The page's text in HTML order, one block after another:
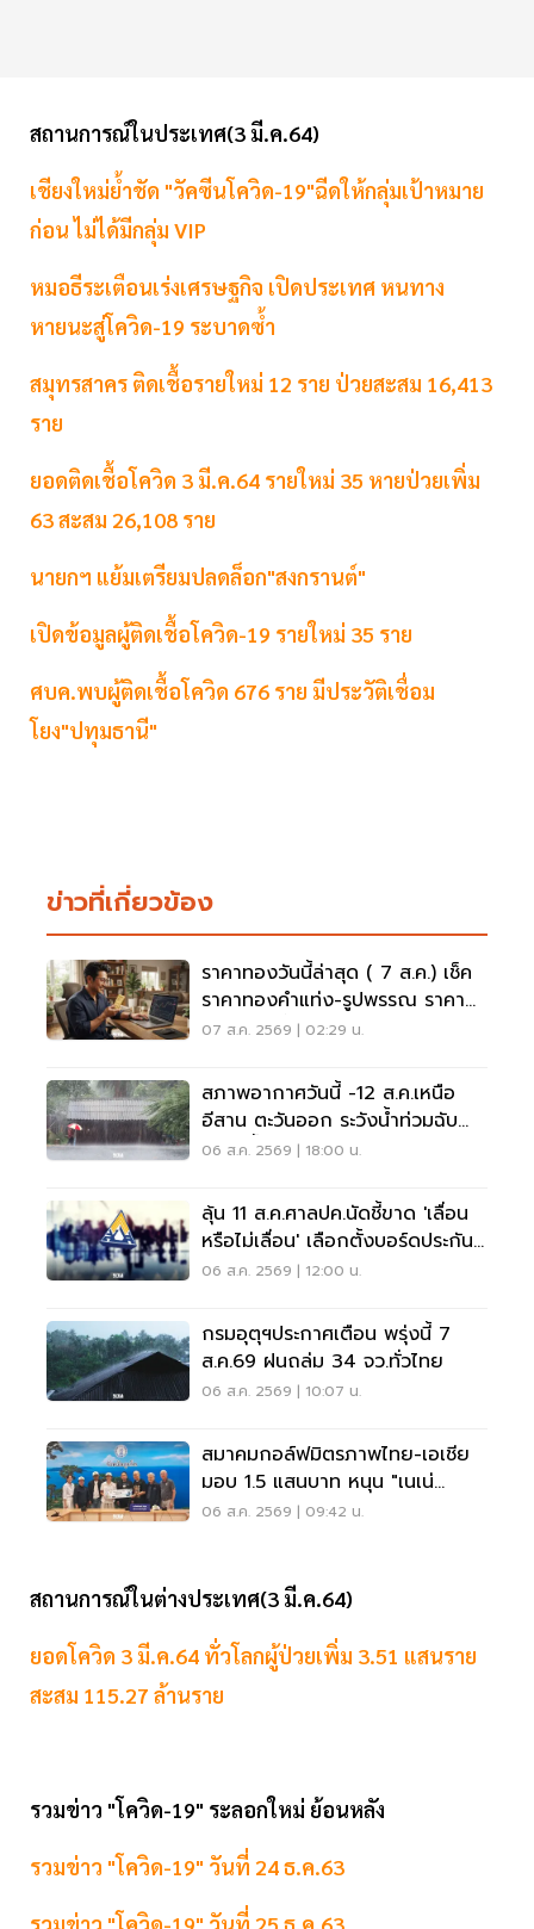
สถานการณ์ในประเทศ(3 มี.ค.64)
เชียงใหม่ย้ำชัด "วัคซีนโควิด-19"ฉีดให้กลุ่มเป้าหมาย
ก่อน ไม่ได้มีกลุ่ม VIP
หมอธีระเตือนเร่งเศรษฐกิจ เปิดประเทศ หนทาง
หายนะสู่โควิด-19 ระบาดซ้ำ
สมุทรสาคร ติดเชื้อรายใหม่ 12 ราย ป่วยสะสม 16,413
ราย
ยอดติดเชื้อโควิด 3 มี.ค.64 รายใหม่ 35 หายป่วยเพิ่ม
63 สะสม 26,108 ราย
นายกฯ แย้มเตรียมปลดล็อก"สงกรานต์"
เปิดข้อมูลผู้ติดเชื้อโควิด-19 รายใหม่ 35 ราย
ศบค.พบผู้ติดเชื้อโควิด 676 ราย มีประวัติเชื่อม
โยง"ปทุมธานี"
ข่าวที่เกี่ยวข้อง
ราคาทองวันนี้ล่าสุด ( 7 ส.ค.) เช็ค
ราคาทองคำแท่ง-รูปพรรณ ราคา
ขาย - รับซื้อ กี่บาท
07 ส.ค. 2569 | 02:29 น.
สภาพอากาศวันนี้ -12 ส.ค.เหนือ
อีสาน ตะวันออก ระวังน้ำท่วมฉับ
พลัน น้ำป่าไหลหลาก
06 ส.ค. 2569 | 18:00 น.
ลุ้น 11 ส.ค.ศาลปค.นัดชี้ขาด 'เลื่อน
หรือไม่เลื่อน' เลือกตั้งบอร์ดประกัน
สังคม
06 ส.ค. 2569 | 12:00 น.
กรมอุตุฯประกาศเตือน พรุ่งนี้ 7
ส.ค.69 ฝนถล่ม 34 จว.ทั่วไทย
06 ส.ค. 2569 | 10:07 น.
สมาคมกอล์ฟมิตรภาพไทย-เอเชีย
มอบ 1.5 แสนบาท หนุน "เนเน่
รอยัล" ลุยเวทีที่สหรัฐ
06 ส.ค. 2569 | 09:42 น.
สถานการณ์ในต่างประเทศ(3 มี.ค.64)
ยอดโควิด 3 มี.ค.64 ทั่วโลกผู้ป่วยเพิ่ม 3.51 แสนราย
สะสม 115.27 ล้านราย
รวมข่าว "โควิด-19" ระลอกใหม่ ย้อนหลัง
รวมข่าว "โควิด-19" วันที่ 24 ธ.ค.63